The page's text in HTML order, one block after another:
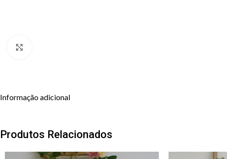
Informação adicional
Produtos Relacionados